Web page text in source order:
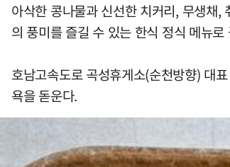
아삭한 콩나물과 신선한 치커리, 무생채
의 풍미를 즐길 수 있는 한식 정식 메뉴로
호남고속도로 곡성휴게소(순천방향) 대
욕을 돋운다.